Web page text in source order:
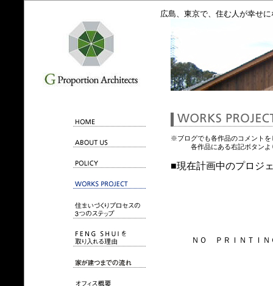
広島、東京で、住む人が幸せ
※ブログでも各作品のコメントを
各作品にある右記ボタンより
■現在計画中のプロジ
ＮＯ ＰＲＩＮＴＩＮ